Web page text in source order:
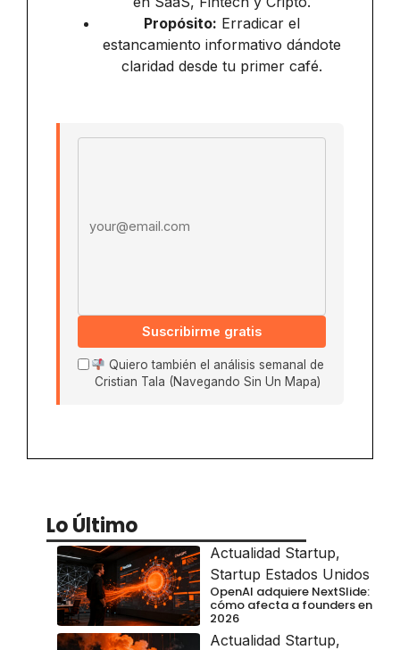
Propósito: Erradicar el
estancamiento informativo dándote
claridad desde tu primer café.
Suscribirme gratis
Quiero también el análisis semanal de
Cristian Tala (Navegando Sin Un Mapa)
Lo Último
Actualidad Startup,
Startup Estados Unidos
OpenAI adquiere NextSlide:
cómo afecta a founders en
2026
Actualidad Startup,